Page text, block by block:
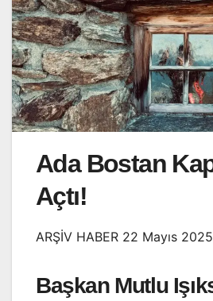
Ada Bostan
Açtı!
ARŞİV HABER 22 Mayıs
Başkan Mutlu